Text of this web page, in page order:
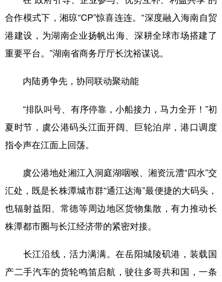
合作模式下，湘琼“CP”惊喜连连。“深度融入海南自贸
港建设，为湖南企业扬帆出海、深耕全球市场搭建了
重要平台。”湖南省商务厅厅长沈裕谋说。
内陆勇争先，协同联动聚动能
“排队叫号、有序停靠，小船接力，马力全开！”初
夏时节，虞公港码头江面开阔、巨轮泊岸，港口调度
指令声在江面上回荡。
虞公港地处湘江入洞庭湖咽喉、湘资沅澧“四水”交
汇处，既是长株潭城市群“通江达海”最便捷的大码头，
也辐射益阳、常德等周边地区货物集散，有力推动长
株潭都市圈与长江经济带的紧密对接。
长江沿线，活力满满。在岳阳城陵矶港，装载国
产二手汽车的货轮鸣笛启航，驶往多哥共和国，一条